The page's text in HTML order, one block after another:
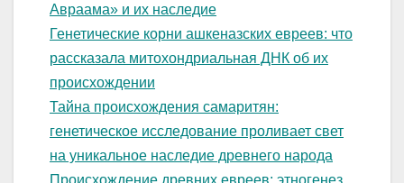
Авраама» и их наследие
Генетические корни ашкеназских евреев: что
рассказала митохондриальная ДНК об их
происхождении
Тайна происхождения самаритян:
генетическое исследование проливает свет
на уникальное наследие древнего народа
Происхождение древних евреев: этногенез,